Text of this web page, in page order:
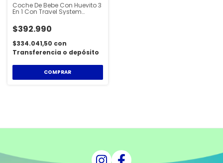
Coche De Bebe Con Huevito 3
En 1 Con Travel System
$392.990
$334.041,50 con
Transferencia o depósito
COMPRAR